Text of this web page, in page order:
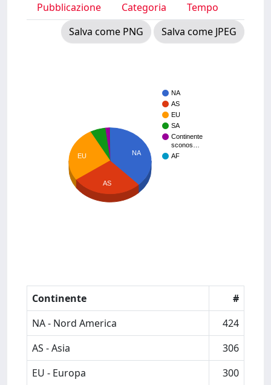
Pubblicazione
Categoria
Tempo
Salva come PNG
Salva come JPEG
NA
AS
EU
SA
Continente
sconos…
AF
NA
EU
AS
Continente
#
NA - Nord America
424
AS - Asia
306
EU - Europa
300